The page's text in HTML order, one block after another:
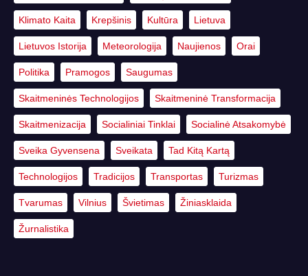
Klimato Kaita Krepšinis Kultūra Lietuva
Lietuvos Istorija Meteorologija Naujienos Orai
Politika Pramogos Saugumas
Skaitmeninės Technologijos Skaitmeninė Transformacija
Skaitmenizacija Socialiniai Tinklai Socialinė Atsakomybė
Sveika Gyvensena Sveikata Tad Kitą Kartą
Technologijos Tradicijos Transportas Turizmas
Tvarumas Vilnius Švietimas Žiniasklaida
Žurnalistika